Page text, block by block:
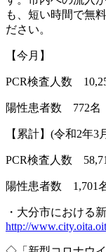
も、短い時間で無
ださい。
【今月】
PCR検査人数
陽性患者数 772名
【累計】 (令和2年3
PCR検査人数
陽性患者数 1,701
・大分市における
http://